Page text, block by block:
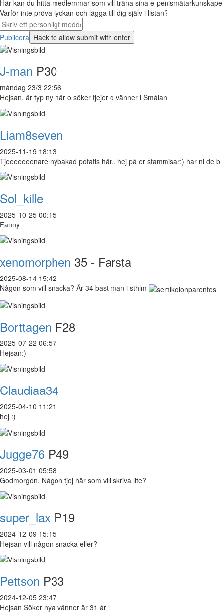
Här kan du hitta medlemmar som vill träna sina e-
Varför inte pröva lyckan och lägga till dig själv i listan?
Publicera
J-man P30
måndag 23/3 22:56
Hejsan, är typ ny här o söker tjejer o vänner i Smålan
Liam8seven
2025-11-19 18:13
Tjeeeeeeenare nybakad potatis här.. hej på er stammisar:) har ni de b
Sol_kille
2025-10-25 00:15
Fanny
xenomorphen 35 - Farsta
2025-08-14 15:42
Någon som vill snacka? Är 34 bast man i sthlm
Borttagen F28
2025-07-22 06:57
Hejsan:)
Claudiaa34
2025-04-10 11:21
hej :)
Jugge76 P49
2025-03-01 05:58
Godmorgon, Någon tjej här som vill skriva lite?
super_lax P19
2024-12-09 15:15
Hejsan vill någon snacka eller?
Pettson P33
2024-12-05 23:47
Hejsan Söker nya vänner är 31 år